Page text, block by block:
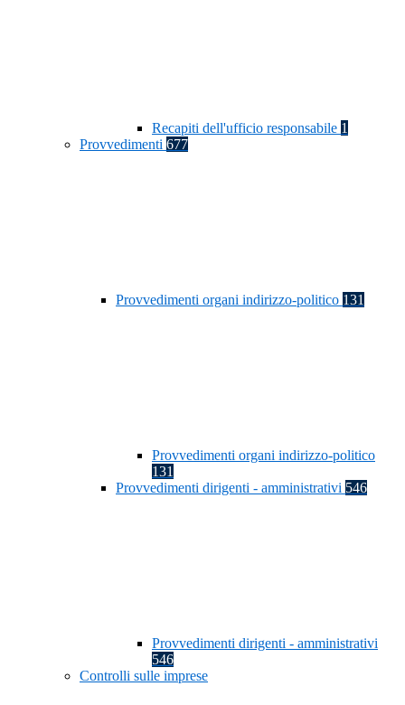
Recapiti dell'ufficio responsabile 1
Provvedimenti 677
Provvedimenti organi indirizzo-politico 131
Provvedimenti organi indirizzo-politico
131
Provvedimenti dirigenti - amministrativi 546
Provvedimenti dirigenti - amministrativi
546
Controlli sulle imprese